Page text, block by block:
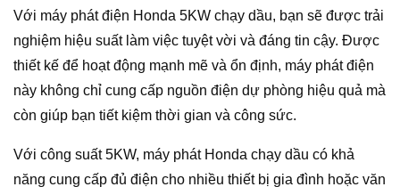
Với máy phát điện Honda 5KW chạy dầu, bạn sẽ được trải
nghiệm hiệu suất làm việc tuyệt vời và đáng tin cậy. Được
thiết kế để hoạt động mạnh mẽ và ổn định, máy phát điện
này không chỉ cung cấp nguồn điện dự phòng hiệu quả mà
còn giúp bạn tiết kiệm thời gian và công sức.
Với công suất 5KW, máy phát Honda chạy dầu có khả
năng cung cấp đủ điện cho nhiều thiết bị gia đình hoặc văn